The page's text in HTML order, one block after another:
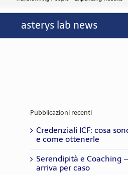
asterys lab news
Pubblicazioni recenti
Credenziali ICF: cosa
e come ottenerle
Serendipità e Coaching
arriva per caso